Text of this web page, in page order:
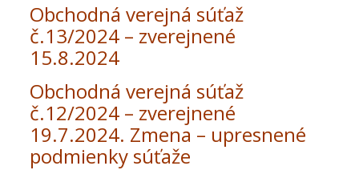
Obchodná verejná súťaž
č.13/2024 – zverejnené
15.8.2024
Obchodná verejná súťaž
č.12/2024 – zverejnené
19.7.2024. Zmena – upresnené
podmienky súťaže